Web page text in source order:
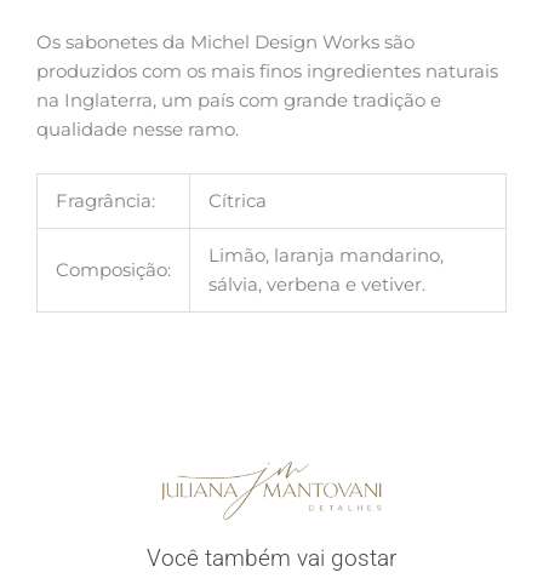
Os sabonetes da Michel Design Works são
produzidos com os mais finos ingredientes naturais
na Inglaterra, um país com grande tradição e
qualidade nesse ramo.
Fragrância: Cítrica
Composição:
Limão, laranja mandarino,
sálvia, verbena e vetiver.
Você também vai gostar